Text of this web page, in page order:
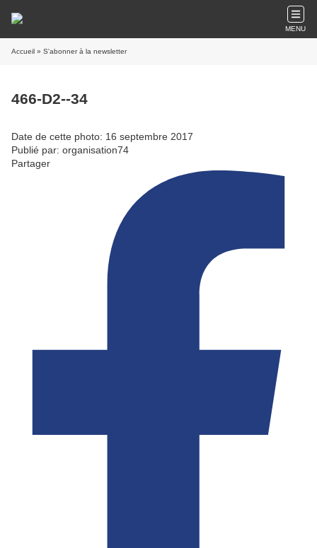
MENU
Accueil » S'abonner à la newsletter
466-D2--34
Date de cette photo: 16 septembre 2017
Publié par: organisation74
Partager